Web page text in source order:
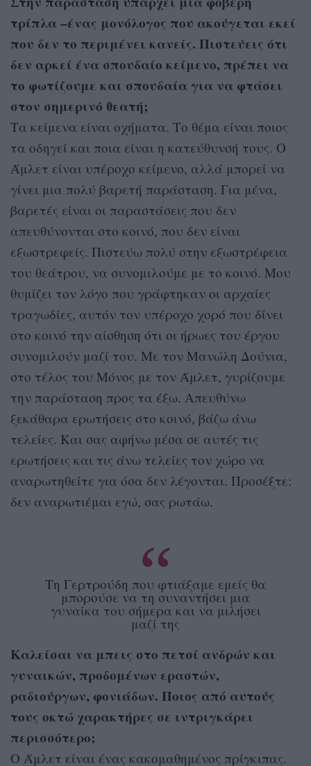
τρίπλα –ένας μονόλογος που ακούγεται εκεί
που δεν το περιμένει κανείς. Πιστεύεις ότι
δεν αρκεί ένα σπουδαίο κείμενο, πρέπει να
το φωτίζουμε και σπουδαία για να φτάσει
στον σημερινό θεατή;
Τα κείμενα είναι οχήματα. Το θέμα είναι ποιος
τα οδηγεί και ποια είναι η κατεύθυνσή τους. Ο
Άμλετ είναι υπέροχο κείμενο, αλλά μπορεί να
γίνει μια πολύ βαρετή παράσταση. Για μένα,
βαρετές είναι οι παραστάσεις που δεν
απευθύνονται στο κοινό, που δεν είναι
εξωστρεφείς. Πιστεύω πολύ στην εξωστρέφεια
του θεάτρου, να συνομιλούμε με το κοινό. Μου
θυμίζει τον λόγο που γράφτηκαν οι αρχαίες
τραγωδίες, αυτόν τον υπέροχο χορό που δίνει
στο κοινό την αίσθηση ότι οι ήρωες του έργου
συνομιλούν μαζί του. Με τον Μανώλη Δούνια,
στο τέλος του Μόνος με τον Άμλετ, γυρίζουμε
την παράσταση προς τα έξω. Απευθύνω
ξεκάθαρα ερωτήσεις στο κοινό, βάζω άνω
τελείες. Και σας αφήνω μέσα σε αυτές τις
ερωτήσεις και τις άνω τελείες τον χώρο να
αναρωτηθείτε για όσα δεν λέγονται. Προσέξτε:
δεν αναρωτιέμαι εγώ, σας ρωτάω.
Τη Γερτρούδη που φτιάξαμε εμείς θα
μπορούσε να τη συναντήσει μια
γυναίκα του σήμερα και να μιλήσει
μαζί της
Καλείσαι να μπεις στο πετσί ανδρών και
γυναικών, προδομένων εραστών,
ραδιούργων, φονιάδων. Ποιος από αυτούς
τους οκτώ χαρακτήρες σε ιντριγκάρει
περισσότερο;
Ο Άμλετ είναι ένας κακομαθημένος πρίγκιπας.